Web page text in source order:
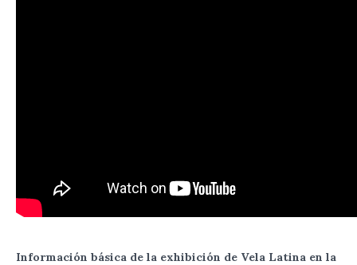
Información básica de la exhibición de Vela Latina en la